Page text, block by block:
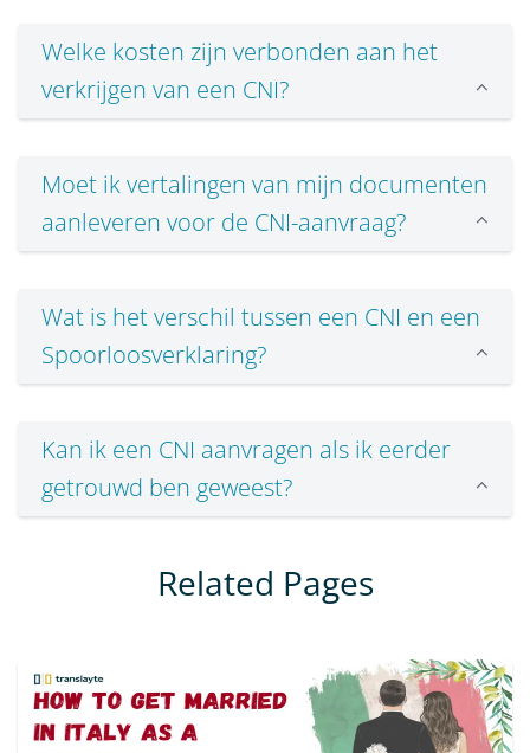
Welke kosten zijn verbonden aan het
verkrijgen van een CNI?
Moet ik vertalingen van mijn documenten
aanleveren voor de CNI-aanvraag?
Wat is het verschil tussen een CNI en een
Spoorloosverklaring?
Kan ik een CNI aanvragen als ik eerder
getrouwd ben geweest?
Related Pages